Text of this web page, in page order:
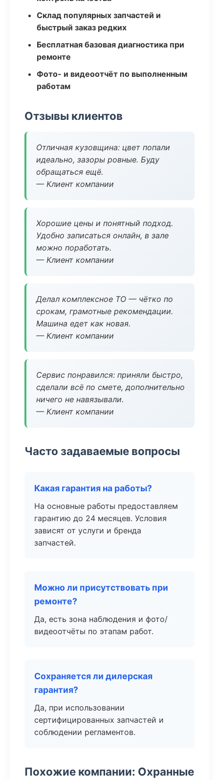
Склад популярных запчастей и
быстрый заказ редких
Бесплатная базовая диагностика при
ремонте
Фото- и видеоотчёт по выполненным
работам
Отзывы клиентов
Отличная кузовщина: цвет попали
идеально, зазоры ровные. Буду
обращаться ещё.
— Клиент компании
Хорошие цены и понятный подход.
Удобно записаться онлайн, в зале
можно поработать.
— Клиент компании
Делал комплексное ТО — чётко по
срокам, грамотные рекомендации.
Машина едет как новая.
— Клиент компании
Сервис понравился: приняли быстро,
сделали всё по смете, дополнительно
ничего не навязывали.
— Клиент компании
Часто задаваемые вопросы
Какая гарантия на работы?
На основные работы предоставляем
гарантию до 24 месяцев. Условия
зависят от услуги и бренда
запчастей.
Можно ли присутствовать при
ремонте?
Да, есть зона наблюдения и фото/
видеоотчёты по этапам работ.
Сохраняется ли дилерская
гарантия?
Да, при использовании
сертифицированных запчастей и
соблюдении регламентов.
Похожие компании: Охранные